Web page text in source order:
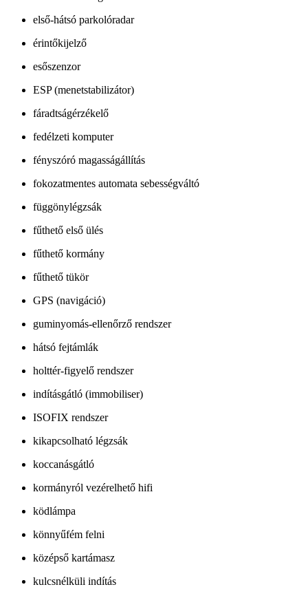
első-hátsó parkolóradar
érintőkijelző
esőszenzor
ESP (menetstabilizátor)
fáradtságérzékelő
fedélzeti komputer
fényszóró magasságállítás
fokozatmentes automata sebességváltó
függönylégzsák
fűthető első ülés
fűthető kormány
fűthető tükör
GPS (navigáció)
guminyomás-ellenőrző rendszer
hátsó fejtámlák
holttér-figyelő rendszer
indításgátló (immobiliser)
ISOFIX rendszer
kikapcsolható légzsák
koccanásgátló
kormányról vezérelhető hifi
ködlámpa
könnyűfém felni
középső kartámasz
kulcsnélküli indítás